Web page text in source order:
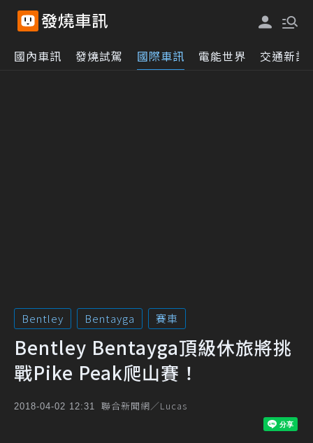
國內車訊 發燒試駕 國際車訊 電能世界 交通新訊
Bentley Bentayga 賽車
Bentley Bentayga頂級休旅將挑
戰Pike Peak爬山賽！
2018-04-02 12:31 聯合新聞網／Lucas